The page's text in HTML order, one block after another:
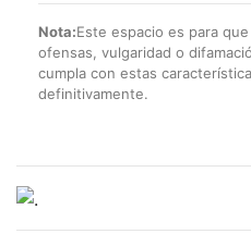
Nota:Este espacio es para
ofensas, vulgaridad o
cumpla con estas
definitivamente.